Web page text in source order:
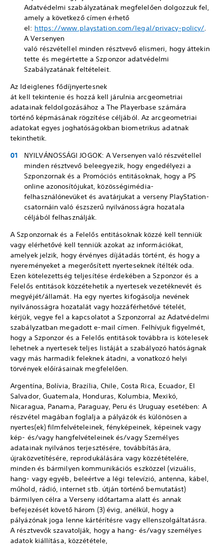
Adatvédelmi szabályzatának megfelelően dolgozzuk fel,
amely a következő címen érhető
el: https://www.playstation.com/legal/privacy-policy/.
A Versenyen
való részvétellel minden résztvevő elismeri, hogy áttekin
tette és megértette a Szponzor adatvédelmi
Szabályzatának feltételeit.
Az Ideiglenes fődíjnyertesnek
át kell tekintenie és hozzá kell járulnia arcgeometriai
adatainak feldolgozásához a The Playerbase számára
történő képmásának rögzítése céljából. Az arcgeometriai
adatokat egyes joghatóságokban biometrikus adatnak
tekinthetik.
NYILVÁNOSSÁGI JOGOK: A Versenyen való részvétellel
minden résztvevő beleegyezik, hogy engedélyezi a
Szponzornak és a Promóciós entitásoknak, hogy a PS
online azonosítójukat, közösségimédia-
felhasználónevüket és avatárjukat a verseny PlayStation-
csatornáin való észszerű nyilvánosságra hozatala
céljából felhasználják.
A Szponzornak és a Felelős entitásoknak közzé kell tenniük
vagy elérhetővé kell tenniük azokat az információkat,
amelyek jelzik, hogy érvényes díjátadás történt, és hogy a
nyereményeket a megerősített nyerteseknek ítélték oda.
Ezen kötelezettség teljesítése érdekében a Szponzor és a
Felelős entitások közzétehetik a nyertesek vezetéknevét és
megyéjét/államát. Ha egy nyertes kifogásolja nevének
nyilvánosságra hozatalát vagy hozzáférhetővé tételét,
kérjük, vegye fel a kapcsolatot a Szponzorral az Adatvédelmi
szabályzatban megadott e-mail címen. Felhívjuk figyelmét,
hogy a Szponzor és a Felelős entitások továbbra is kötelesek
lehetnek a nyertesek teljes listáját a szabályozó hatóságnak
vagy más harmadik feleknek átadni, a vonatkozó helyi
törvények előírásainak megfelelően.
Argentína, Bolívia, Brazília, Chile, Costa Rica, Ecuador, El
Salvador, Guatemala, Honduras, Kolumbia, Mexikó,
Nicaragua, Panama, Paraguay, Peru és Uruguay esetében: A
részvétel magában foglalja a pályázók és különösen a
nyertes(ek) filmfelvételeinek, fényképeinek, képeinek vagy
kép- és/vagy hangfelvételeinek és/vagy Személyes
adatainak nyilvános terjesztésére, továbbítására,
újraközvetítésére, reprodukálására vagy közzétételére,
minden és bármilyen kommunikációs eszközzel (vizuális,
hang- vagy egyéb, beleértve a légi televízió, antenna, kábel,
műhold, rádió, internet stb. útján történő bemutatást)
bármilyen célra a Verseny időtartama alatt és annak
befejezését követő három (3) évig, anélkül, hogy a
pályázónak joga lenne kártérítésre vagy ellenszolgáltatásra.
A résztvevők szavatolják, hogy a hang- és/vagy személyes
adatok kiállítása, közzététele,